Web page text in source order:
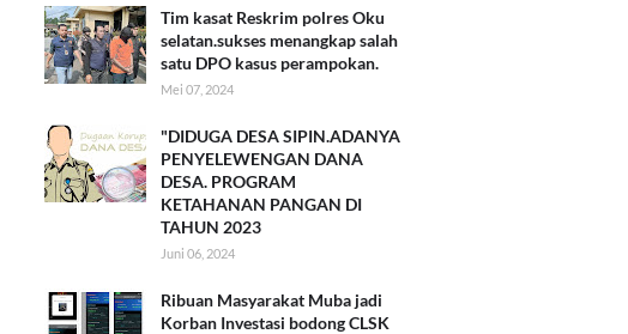
Tim kasat Reskrim polres Oku
selatan.sukses menangkap salah
satu DPO kasus perampokan.
Mei 07, 2024
"DIDUGA DESA SIPIN.ADANYA
PENYELEWENGAN DANA
DESA. PROGRAM
KETAHANAN PANGAN DI
TAHUN 2023
Juni 06, 2024
Ribuan Masyarakat Muba jadi
Korban Investasi bodong CLSK